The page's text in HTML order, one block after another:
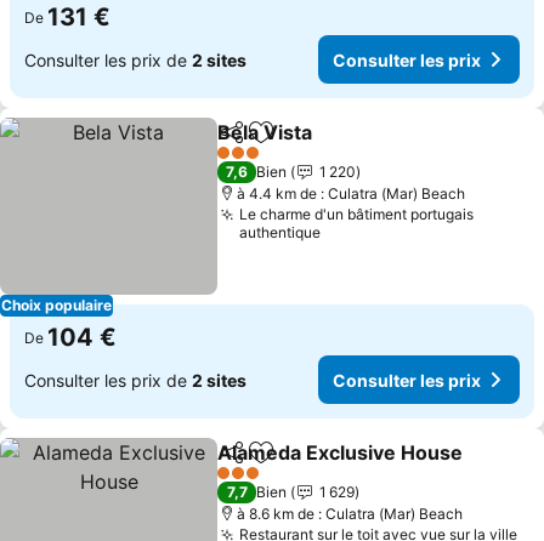
De 131 €
Consulter les prix de 2 sites Consulter les prix
Choix populaire
PartagerAjouter à mes favoris
Bela Vista
3 Étoiles
7,6 Bien
1 220
à 4.4 km de : Culatra (Mar) Beach
Le charme d'un bâtiment portugais
authentique
De 104 €
Consulter les prix de 2 sites Consulter les prix
PartagerAjouter à mes favoris
Alameda Exclusive House
3 Étoiles
7,7 Bien
1 629
à 8.6 km de : Culatra (Mar) Beach
Restaurant sur le toit avec vue sur la ville